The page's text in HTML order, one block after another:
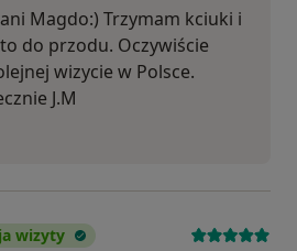
Magdo:) Trzymam kciuki i
do przodu. Oczywiście
wizycie w Polsce.
J.M
wizyty